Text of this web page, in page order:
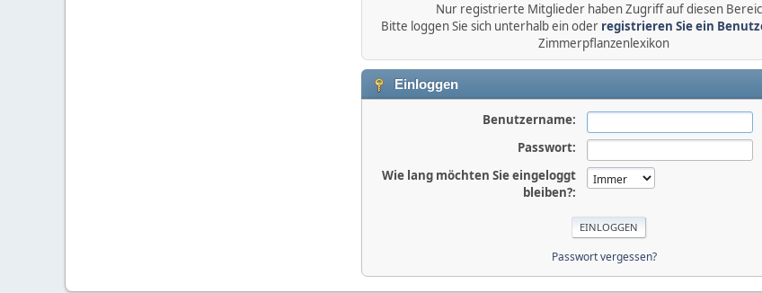
Nur registrierte Mitglieder haben Zugriff auf diesen
Bitte loggen Sie sich unterhalb ein oder registrieren Sie ein
Zimmerpflanzenlexikon
Einloggen
Benutzername:
Passwort:
Wie lang möchten Sie eingeloggt
bleiben?:
Passwort vergessen?